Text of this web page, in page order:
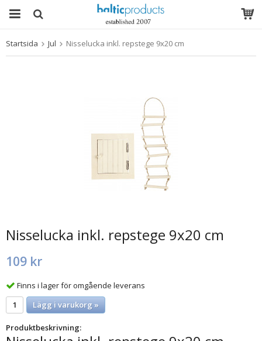
Startsida Jul Nisselucka inkl. repstege 9x20 cm
Nisselucka inkl. repstege 9x20 cm
109 kr
Finns i lager för omgående leverans
Lägg i varukorg »
Produktbeskrivning: